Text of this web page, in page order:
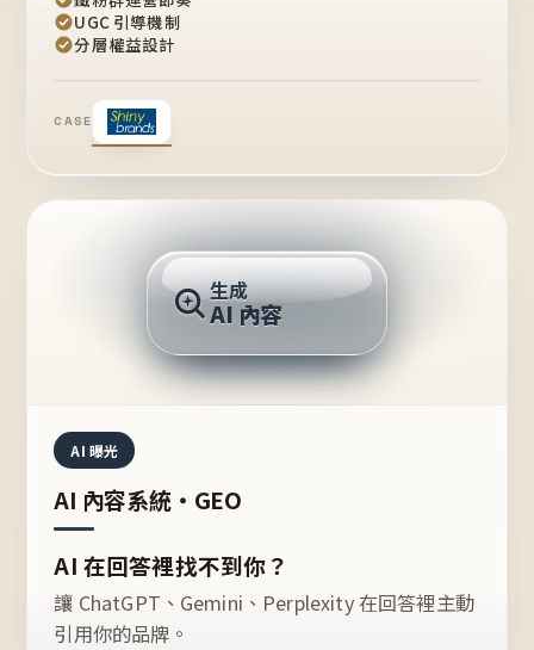
UGC 引導機制
分層權益設計
CASE
推薦的台灣品牌？
生成
AI 內容
AI 曝光
AI 內容系統・GEO
AI 在回答裡找不到你？
讓 ChatGPT、Gemini、Perplexity 在回答裡主動
引用你的品牌。